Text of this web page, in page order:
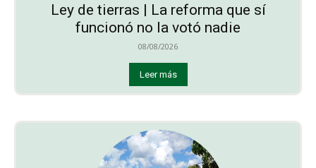
Ley de tierras | La reforma que sí
funcionó no la votó nadie
08/08/2026
Leer más